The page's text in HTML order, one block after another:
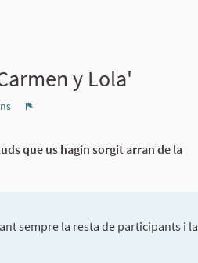
y Lola'
que us hagin sorgit arran de la
sempre la resta de participants i la